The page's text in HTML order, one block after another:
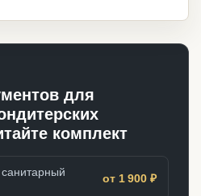
для
комплект
от 1 900 ₽